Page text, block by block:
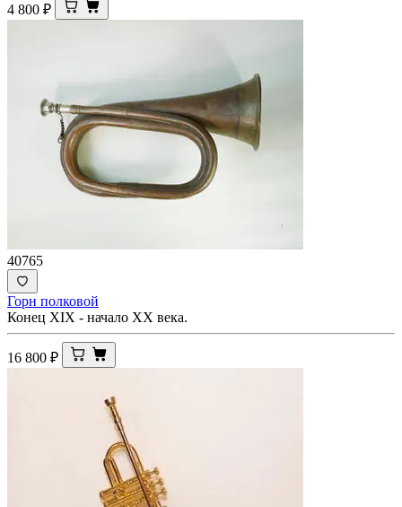
4 800 ₽
40765
Горн полковой
Конец XIX - начало ХХ века.
16 800 ₽